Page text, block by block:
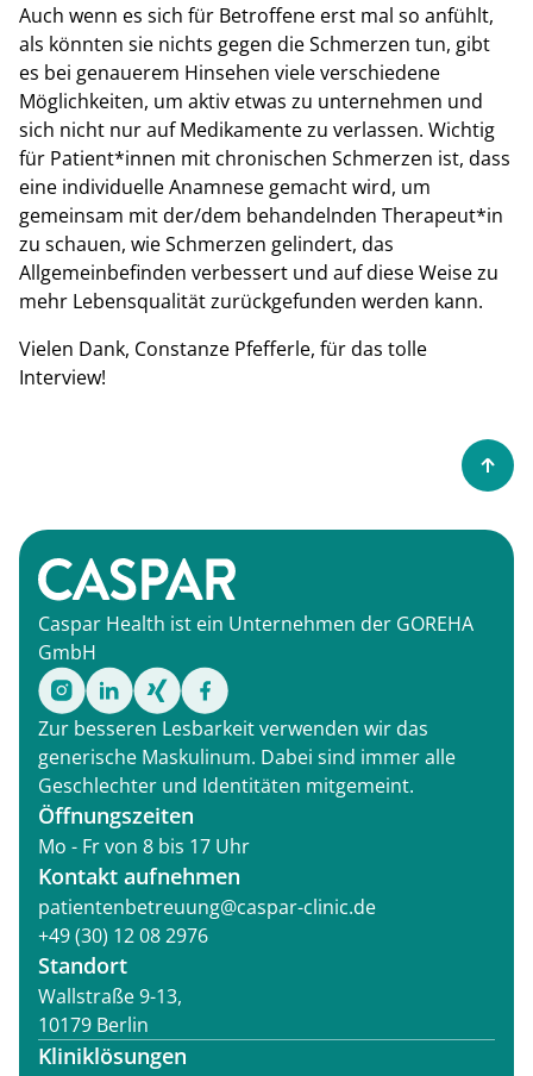
Auch wenn es sich für Betroffene erst mal so anfühlt,
als könnten sie nichts gegen die Schmerzen tun, gibt
es bei genauerem Hinsehen viele verschiedene
Möglichkeiten, um aktiv etwas zu unternehmen und
sich nicht nur auf Medikamente zu verlassen. Wichtig
für Patient*innen mit chronischen Schmerzen ist, dass
eine individuelle Anamnese gemacht wird, um
gemeinsam mit der/dem behandelnden Therapeut*in
zu schauen, wie Schmerzen gelindert, das
Allgemeinbefinden verbessert und auf diese Weise zu
mehr Lebensqualität zurückgefunden werden kann.
Vielen Dank, Constanze Pfefferle, für das tolle
Interview!
Caspar Health ist ein Unternehmen der GOREHA
GmbH
Zur besseren Lesbarkeit verwenden wir das
generische Maskulinum. Dabei sind immer alle
Geschlechter und Identitäten mitgemeint.
Öffnungszeiten
Mo - Fr von 8 bis 17 Uhr
Kontakt aufnehmen
patientenbetreuung@caspar-clinic.de
+49 (30) 12 08 2976
Standort
Wallstraße 9-13,
10179 Berlin
Kliniklösungen